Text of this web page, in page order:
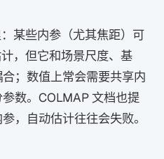
某些内参（尤其焦距）可
，但它和场景尺度、基
；数值上常会需要共享内
数。COLMAP 文档也提
，自动估计往往会失败。